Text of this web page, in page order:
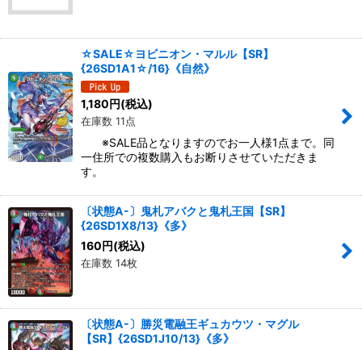
☆SALE☆ヨビニオン・マルル【SR】
{26SD1A1☆/16}《自然》
1,180円(税込)
在庫数 11点
※SALE品となりますのでお一人様1点まで。同
一住所での複数購入もお断りさせていただきま
す。
〔状態A-〕鬼札アバクと鬼札王国【SR】
{26SD1X8/13}《多》
160円(税込)
在庫数 14枚
〔状態A-〕勝災電融王ギュカウツ・マグル
【SR】{26SD1J10/13}《多》